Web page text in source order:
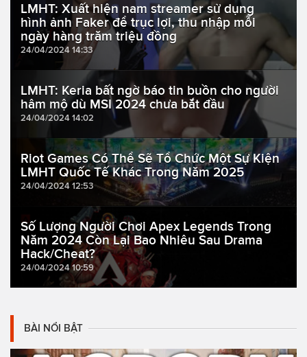
LMHT: Xuất hiện nam streamer sử dụng
hình ảnh Faker để trục lợi, thu nhập mỗi
ngày hàng trăm triệu đồng
24/04/2024 14:33
LMHT: Keria bất ngờ báo tin buồn cho người
hâm mộ dù MSI 2024 chưa bắt đầu
24/04/2024 14:02
Riot Games Có Thể Sẽ Tổ Chức Một Sự Kiện
LMHT Quốc Tế Khác Trong Năm 2025
24/04/2024 12:53
Số Lượng Người Chơi Apex Legends Trong
Năm 2024 Còn Lại Bao Nhiêu Sau Drama
Hack/Cheat?
24/04/2024 10:59
BÀI NỔI BẬT